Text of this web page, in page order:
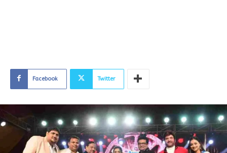
Facebook Twitter